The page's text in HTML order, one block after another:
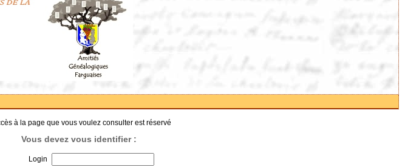
à la page que vous voulez consulter est réservé
Vous devez vous identifier :
Login